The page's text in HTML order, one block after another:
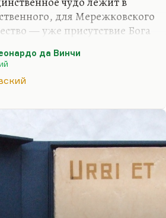
для Мережковского
— уже присутствие Бога
прозаически, в последние
В остальном, конечно,
Да, он
что вера — это вопрос
часто иррациональными
бредом, слишком часто этим
Ведь те люди, которые
да Винчи